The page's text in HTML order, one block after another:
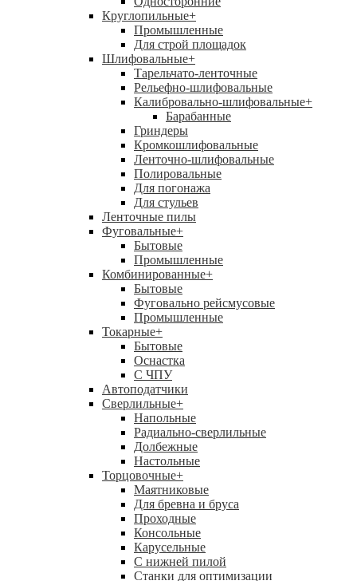
Круглопильные+
Промышленные
Для строй площадок
Шлифовальные+
Тарельчато-ленточные
Рельефно-шлифовальные
Калибровально-шлифовальные+
Барабанные
Гриндеры
Кромкошлифовальные
Ленточно-шлифовальные
Полировальные
Для погонажа
Для стульев
Ленточные пилы
Фуговальные+
Бытовые
Промышленные
Комбинированные+
Бытовые
Фуговально рейсмусовые
Промышленные
Токарные+
Бытовые
Оснастка
С ЧПУ
Автоподатчики
Сверлильные+
Напольные
Радиально-сверлильные
Долбежные
Настольные
Торцовочные+
Маятниковые
Для бревна и бруса
Проходные
Консольные
Карусельные
С нижней пилой
Станки для оптимизации